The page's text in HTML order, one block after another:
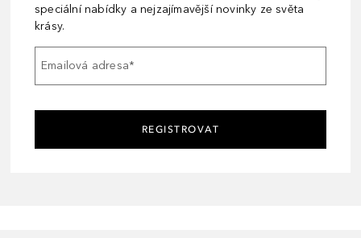
speciální nabídky a nejzajímavější novinky ze světa
krásy.
Emailová adresa*
REGISTROVAT